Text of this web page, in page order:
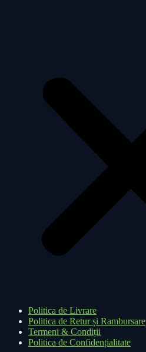
Politica de Livrare
Politica de Retur și Rambursare
Termeni & Condiții
Politica de Confidențialitate